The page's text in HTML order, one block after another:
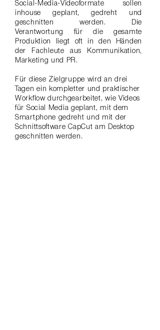
Social-Media-Videoformate sollen
inhouse geplant, gedreht und
geschnitten werden. Die
Verantwortung für die gesamte
Produktion liegt oft in den Händen
der Fachleute aus Kommunikation,
Marketing und PR.
Für diese Zielgruppe wird an drei
Tagen ein kompletter und praktischer
Workflow durchgearbeitet, wie Videos
für Social Media geplant, mit dem
Smartphone gedreht und mit der
Schnittsoftware CapCut am Desktop
geschnitten werden.